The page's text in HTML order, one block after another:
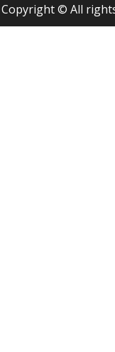
Copyright © All